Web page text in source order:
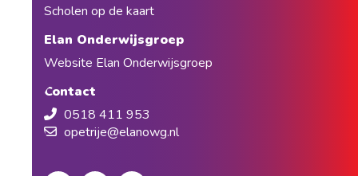
Scholen op de kaart
Elan Onderwijsgroep
Website Elan Onderwijsgroep
Contact
0518 411 953
opetrije@elanowg.nl